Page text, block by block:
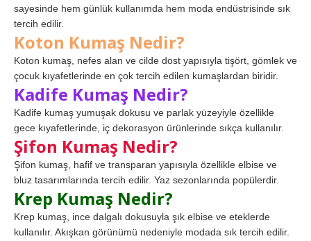
sayesinde hem günlük kullanımda hem moda endüstrisinde sık
tercih edilir.
Koton Kumaş Nedir?
Koton kumaş, nefes alan ve cilde dost yapısıyla tişört, gömlek ve
çocuk kıyafetlerinde en çok tercih edilen kumaşlardan biridir.
Kadife Kumaş Nedir?
Kadife kumaş yumuşak dokusu ve parlak yüzeyiyle özellikle
gece kıyafetlerinde, iç dekorasyon ürünlerinde sıkça kullanılır.
Şifon Kumaş Nedir?
Şifon kumaş, hafif ve transparan yapısıyla özellikle elbise ve
bluz tasarımlarında tercih edilir. Yaz sezonlarında popülerdir.
Krep Kumaş Nedir?
Krep kumaş, ince dalgalı dokusuyla şık elbise ve eteklerde
kullanılır. Akışkan görünümü nedeniyle modada sık tercih edilir.